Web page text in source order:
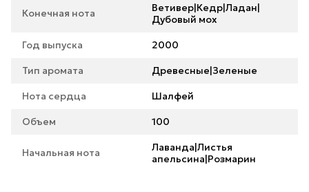
Конечная нота
Ветивер|Кедр|Ладан|
Дубовый мох
Год выпуска 2000
Тип аромата Древесные|Зеленые
Нота сердца Шалфей
Объем 100
Начальная нота
Лаванда|Листья
апельсина|Розмарин